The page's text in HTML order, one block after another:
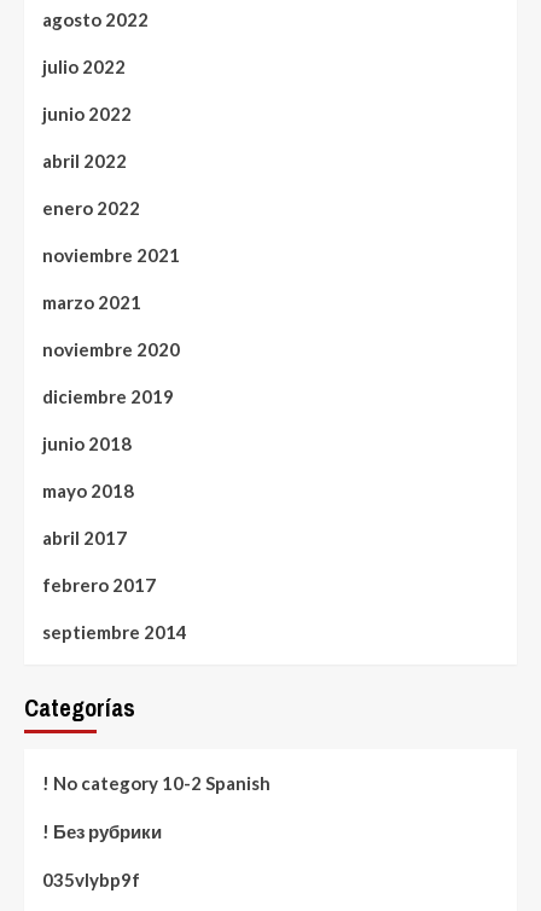
agosto 2022
julio 2022
junio 2022
abril 2022
enero 2022
noviembre 2021
marzo 2021
noviembre 2020
diciembre 2019
junio 2018
mayo 2018
abril 2017
febrero 2017
septiembre 2014
Categorías
! No category 10-2 Spanish
! Без рубрики
035vlybp9f